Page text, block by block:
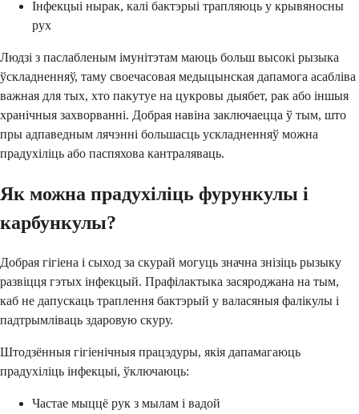
Інфекцыі нырак, калі бактэрыі трапляюць у крывяносны
рух
Людзі з паслабленым імунітэтам маюць больш высокі рызыка
ўскладненняў, таму своечасовая медыцынская дапамога асабліва
важная для тых, хто пакутуе на цукровы дыябет, рак або іншыя
хранічныя захворванні. Добрая навіна заключаецца ў тым, што
пры адпаведным лячэнні большасць ускладненняў можна
прадухіліць або паспяхова кантраляваць.
Як можна прадухіліць фурункулы і
карбункулы?
Добрая гігіена і сыход за скурай могуць значна знізіць рызыку
развіцця гэтых інфекцый. Прафілактыка засяроджана на тым,
каб не дапускаць траплення бактэрый у валасяныя фалікулы і
падтрымліваць здаровую скуру.
Штодзённыя гігіенічныя працэдуры, якія дапамагаюць
прадухіліць інфекцыі, ўключаюць:
Частае мыццё рук з мылам і вадой